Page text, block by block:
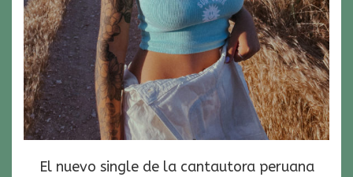
El nuevo single de la cantautora peruana